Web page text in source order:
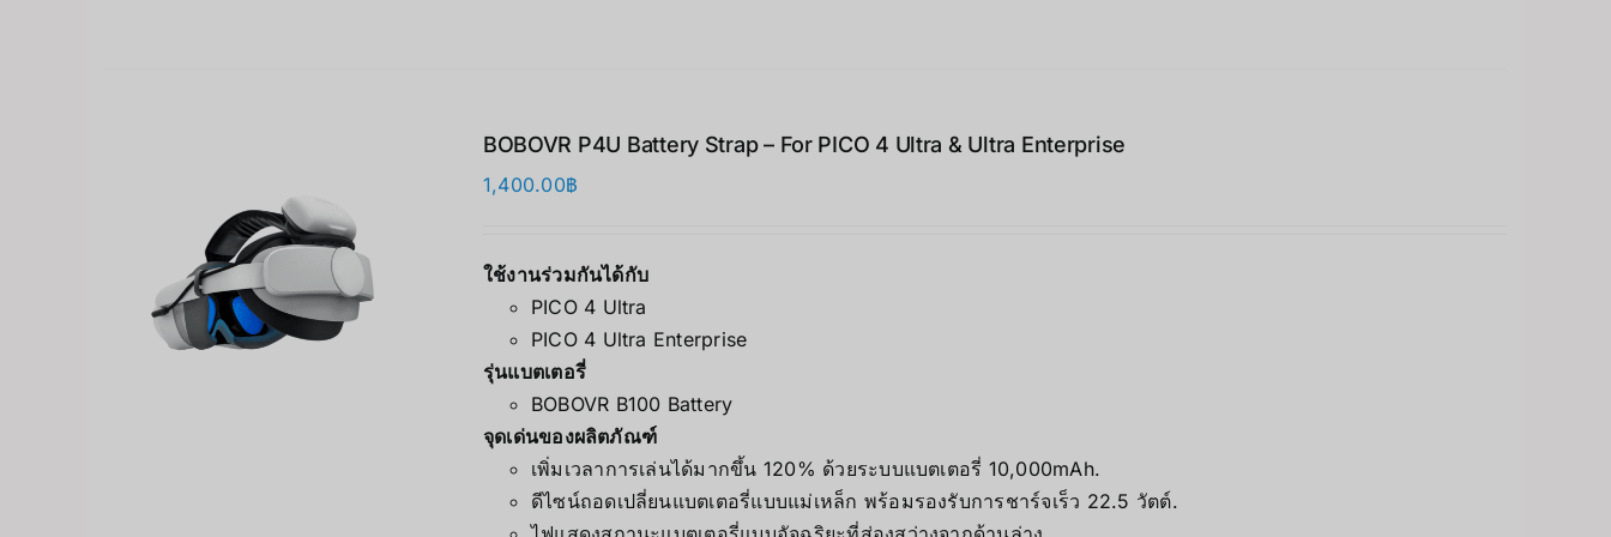
BOBOVR P4U Battery Strap – For PICO 4 Ultra & Ultra Enterprise
1,400.00฿
ใช้งานร่วมกันได้กับ
PICO 4 Ultra
PICO 4 Ultra Enterprise
รุ่นแบตเตอรี่
BOBOVR B100 Battery
จุดเด่นของผลิตภัณฑ์
เพิ่มเวลาการเล่นได้มากขึ้น 120% ด้วยระบบแบตเตอรี่ 10,000mAh.
ดีไซน์ถอดเปลี่ยนแบตเตอรี่แบบแม่เหล็ก พร้อมรองรับการชาร์จเร็ว 22.5 วัตต์.